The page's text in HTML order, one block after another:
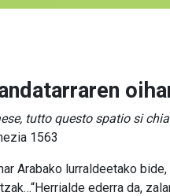
tutto questo spatio si
1563
Arabako lurraldeetako
ederra da,